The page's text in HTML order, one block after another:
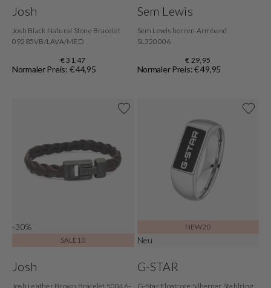
Josh
Josh Black Natural Stone Bracelet
09285VB/LAVA/MED
€ 31,47
Normaler Preis: € 44,95
Sem Lewis
Sem Lewis herren Armband
SL320006
€ 29,95
Normaler Preis: € 49,95
-30%
SALE10
Josh
Josh Leather Brown Bracelet 50046-
NEW20
Neu
G-STAR
G-Star Floatcore Silberner Stahlring